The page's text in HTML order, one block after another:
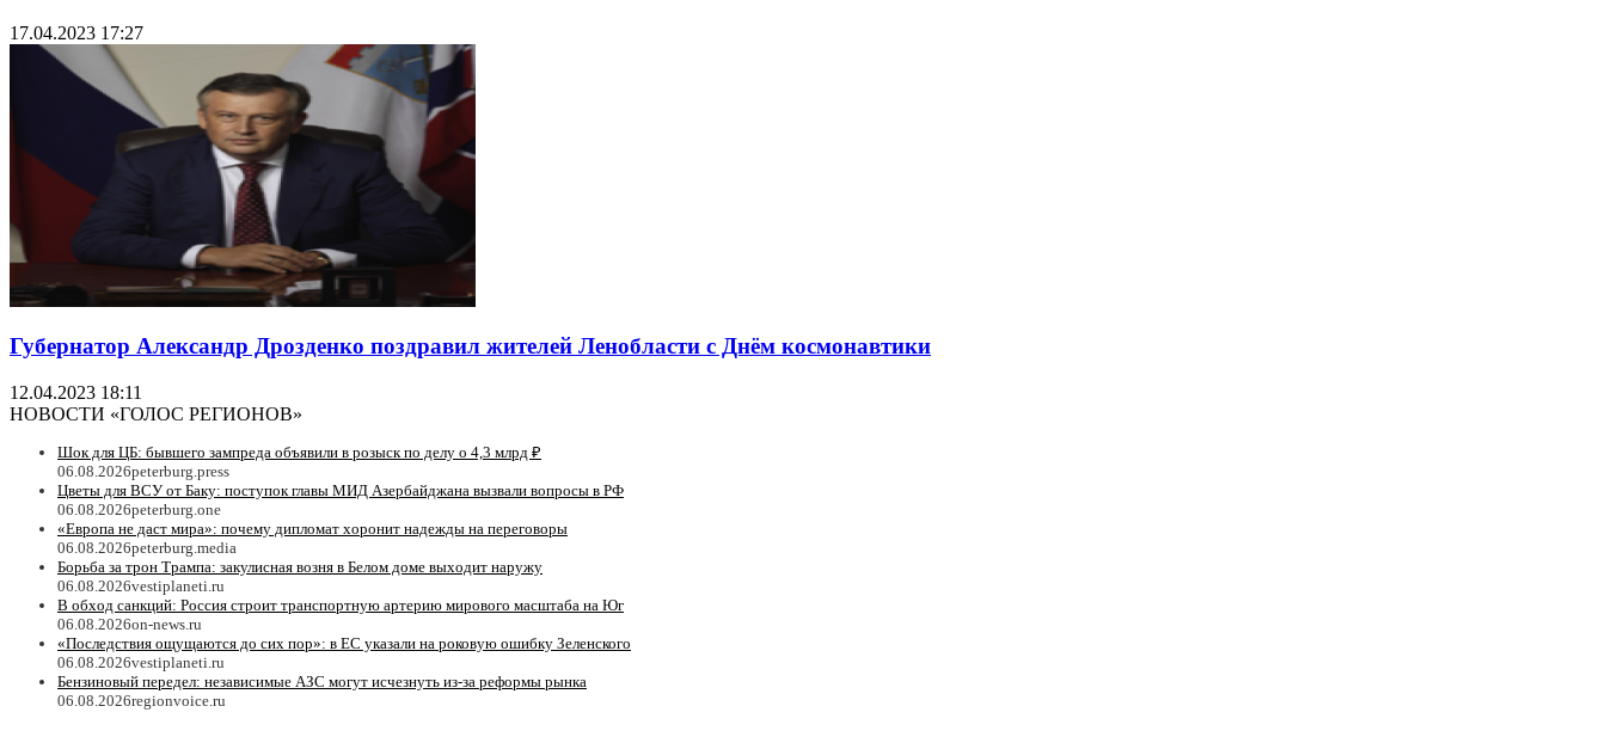
17.04.2023 17:27
Губернатор Александр Дрозденко поздравил жителей Ленобласти с Днём космонавтики
12.04.2023 18:11
НОВОСТИ «ГОЛОС РЕГИОНОВ»
Шок для ЦБ: бывшего зампреда объявили в розыск по делу о 4,3 млрд ₽
06.08.2026peterburg.press
Цветы для ВСУ от Баку: поступок главы МИД Азербайджана вызвали вопросы в РФ
06.08.2026peterburg.one
«Европа не даст мира»: почему дипломат хоронит надежды на переговоры
06.08.2026peterburg.media
Борьба за трон Трампа: закулисная возня в Белом доме выходит наружу
06.08.2026vestiplaneti.ru
В обход санкций: Россия строит транспортную артерию мирового масштаба на Юг
06.08.2026on-news.ru
«Последствия ощущаются до сих пор»: в ЕС указали на роковую ошибку Зеленского
06.08.2026vestiplaneti.ru
Бензиновый передел: независимые АЗС могут исчезнуть из-за реформы рынка
06.08.2026regionvoice.ru